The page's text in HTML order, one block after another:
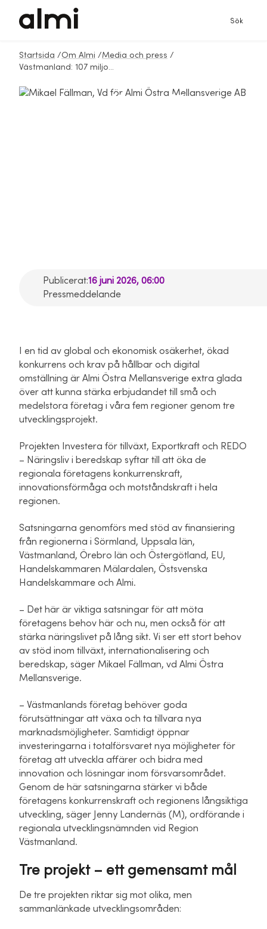
Sök
Startsida /Om Almi /Media och press /
Västmanland: 107 miljoner för att stärka små och medelstora företag - Almi leder stor satsning i Östra Mellansverige
miljoner för att
Publicerat:16 juni 2026, 06:00
Pressmeddelande
I en tid av global och ekonomisk osäkerhet, ökad
konkurrens och krav på hållbar och digital
omställning är Almi Östra Mellansverige extra glada
över att kunna stärka erbjudandet till små och
medelstora företag i våra fem regioner genom tre
utvecklingsprojekt.
Projekten Investera för tillväxt, Exportkraft och REDO
– Näringsliv i beredskap syftar till att öka de
regionala företagens konkurrenskraft,
innovationsförmåga och motståndskraft i hela
regionen.
Satsningarna genomförs med stöd av finansiering
från regionerna i Sörmland, Uppsala län,
Västmanland, Örebro län och Östergötland, EU,
Handelskammaren Mälardalen, Östsvenska
Handelskammare och Almi.
– Det här är viktiga satsningar för att möta
företagens behov här och nu, men också för att
stärka näringslivet på lång sikt. Vi ser ett stort behov
av stöd inom tillväxt, internationalisering och
beredskap, säger Mikael Fällman, vd Almi Östra
Mellansverige.
– Västmanlands företag behöver goda
förutsättningar att växa och ta tillvara nya
marknadsmöjligheter. Samtidigt öppnar
investeringarna i totalförsvaret nya möjligheter för
företag att utveckla affärer och bidra med
innovation och lösningar inom försvarsområdet.
Genom de här satsningarna stärker vi både
företagens konkurrenskraft och regionens långsiktiga
utveckling, säger Jenny Landernäs (M), ordförande i
regionala utvecklingsnämnden vid Region
Västmanland.
Tre projekt – ett gemensamt mål
De tre projekten riktar sig mot olika, men
sammanlänkade utvecklingsområden: